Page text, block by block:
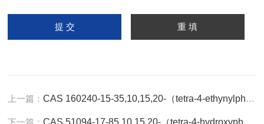
上一篇：CAS 160240-15-35,10,15,20-（tetra-4-ethynylphenyl）porphyrin
下一篇：CAS 51094-17-85,10,15,20-（tetra-4-hydroxyphenyl）porphyrin